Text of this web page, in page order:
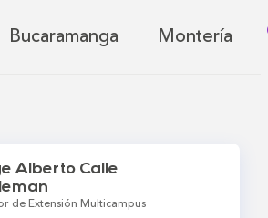
Bucaramanga Montería
Alberto Calle
de Extensión Multicampus